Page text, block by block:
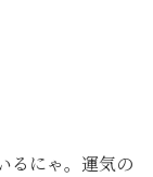
るにゃ。運気の